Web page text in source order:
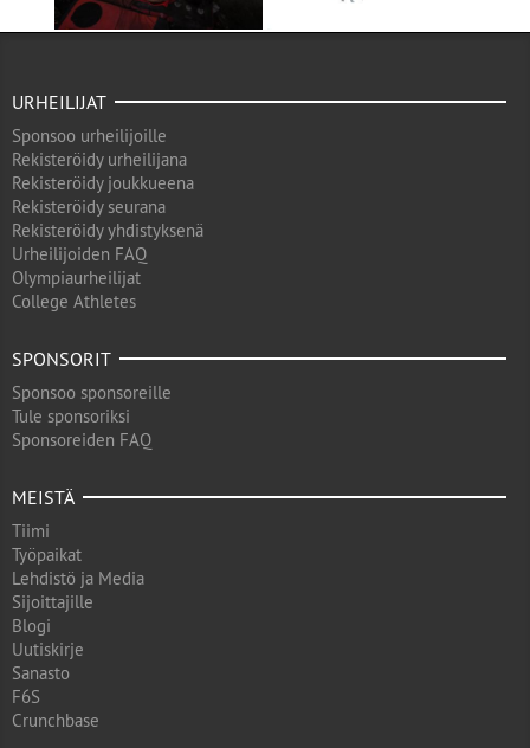
URHEILIJAT
Sponsoo urheilijoille
Rekisteröidy urheilijana
Rekisteröidy joukkueena
Rekisteröidy seurana
Rekisteröidy yhdistyksenä
Urheilijoiden FAQ
Olympiaurheilijat
College Athletes
SPONSORIT
Sponsoo sponsoreille
Tule sponsoriksi
Sponsoreiden FAQ
MEISTÄ
Tiimi
Työpaikat
Lehdistö ja Media
Sijoittajille
Blogi
Uutiskirje
Sanasto
F6S
Crunchbase